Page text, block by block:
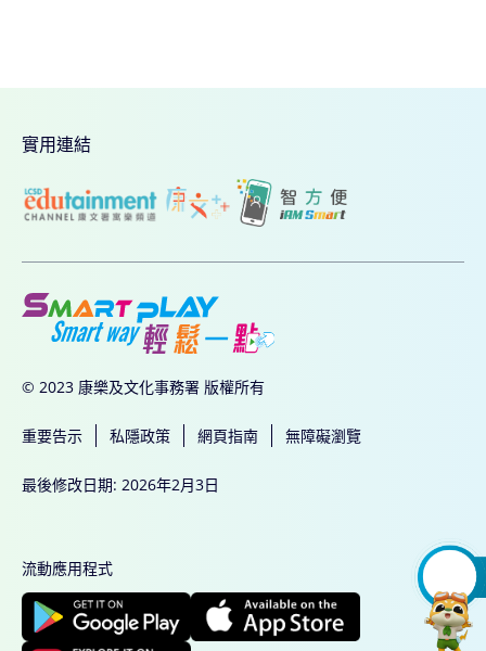
實用連結
© 2023 康樂及文化事務署 版權所有
重要告示 私隱政策 網頁指南 無障礙瀏覽
最後修改日期: 2026年2月3日
流動應用程式